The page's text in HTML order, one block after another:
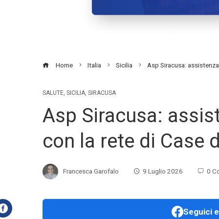
Home Italia Sicilia Asp Siracusa:
SALUTE, SICILIA, SIRACUSA
Asp Siracusa:
con la rete di Case
Francesca Garofalo 9 Luglio 2026 0
Seguici